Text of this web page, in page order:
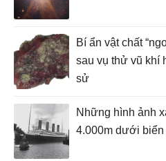
Bí ẩn vật chất
sau vụ thử vũ khí
sử
Những hình ảnh
4.000m dưới